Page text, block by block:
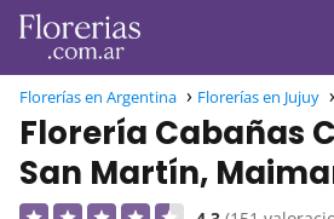
Florerías en Argentina Florerías en Jujuy
Florería Cabañas
San Martín,